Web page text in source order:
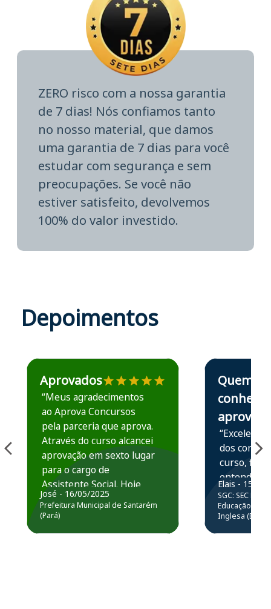
ZERO risco com a nossa garantia
de 7 dias! Nós confiamos tanto
no nosso material, que damos
uma garantia de 7 dias para você
estudar com segurança e sem
preocupações. Se você não
estiver satisfeito, devolvemos
100% do valor investido.
Depoimentos
Estudante José recomenda o Aprova Concursos em
Aprovados
“Meus agradecimentos
ao Aprova Concursos
pela parceria que aprova.
Através do curso alcancei
aprovação em sexto lugar
para o cargo de
Assistente Social. Hoje
estou atuando na
Prefeitura de Santarém.
José - 16/05/2025
Prefeitura Municipal de Santarém
(Pará)
Estudante Elais
Quem
conhece,
aprova
“Excelente
dos
curso,
entender e
prática
resolução
questões.”
Elais - 15/07/
SGC: SEC BA
Educação
Inglesa (Edital